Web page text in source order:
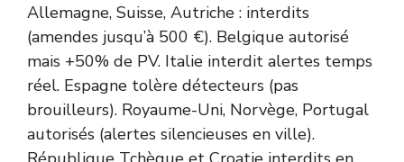
Allemagne, Suisse, Autriche : interdits
(amendes jusqu’à 500 €). Belgique autorisé
mais +50% de PV. Italie interdit alertes temps
réel. Espagne tolère détecteurs (pas
brouilleurs). Royaume-Uni, Norvège, Portugal
autorisés (alertes silencieuses en ville).